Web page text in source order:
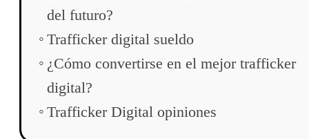
del futuro?
Trafficker digital sueldo
¿Cómo convertirse en el mejor trafficker
digital?
Trafficker Digital opiniones